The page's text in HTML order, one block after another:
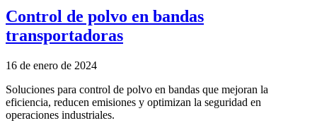
Control de polvo en bandas
transportadoras
16 de enero de 2024
Soluciones para control de polvo en bandas que mejoran la
eficiencia, reducen emisiones y optimizan la seguridad en
operaciones industriales.